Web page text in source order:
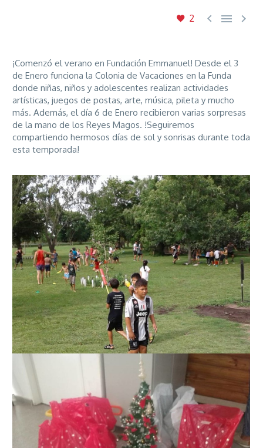
2   
¡Comenzó el verano en Fundación Emmanuel! Desde el 3
de Enero funciona la Colonia de Vacaciones en la Funda
donde niñas, niños y adolescentes realizan actividades
artísticas, juegos de postas, arte, música, pileta y mucho
más. Además, el día 6 de Enero recibieron varias sorpresas
de la mano de los Reyes Magos. !Seguiremos
compartiendo hermosos días de sol y sonrisas durante toda
esta temporada!